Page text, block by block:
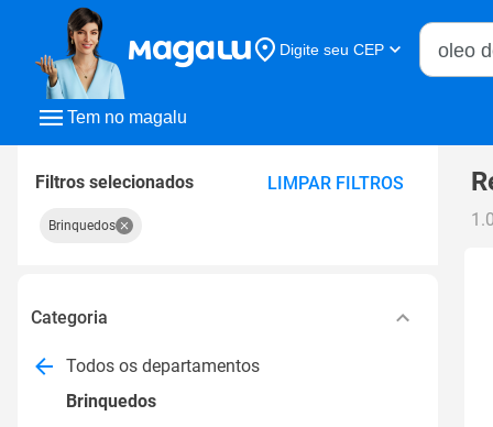
Tem no magalu
Digite seu CEP
Buscar
Filtros selecionados LIMPAR FILTROS
Brinquedos
Categoria
Todos os departamentos
Brinquedos